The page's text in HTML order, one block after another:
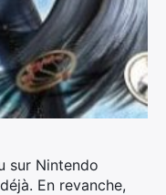
sur Nintendo
En revanche,